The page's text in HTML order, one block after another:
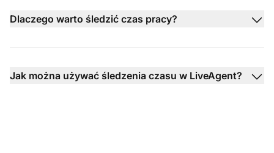
Dlaczego warto śledzić czas pracy?
Jak można używać śledzenia czasu w LiveAgent?